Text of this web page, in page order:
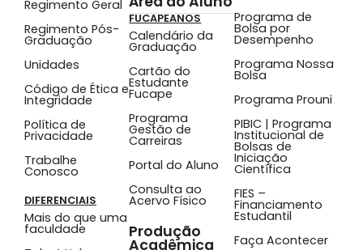
Regimento Geral
Regimento Pós-
Graduação
Unidades
Código de Ética e
Integridade
Política de
Privacidade
Trabalhe
Conosco
DIFERENCIAIS
Mais do que uma
faculdade
FUCAPEANOS
Calendário da
Graduação
Cartão do
Estudante
Fucape
Programa
Gestão de
Carreiras
Portal do Aluno
Consulta ao
Acervo Físico
Produção
Acadêmica
Programa de
Bolsa por
Desempenho
Programa Nossa
Bolsa
Programa Prouni
PIBIC | Programa
Institucional de
Bolsas de
Iniciação
Científica
FIES –
Financiamento
Estudantil
Faça Acontecer